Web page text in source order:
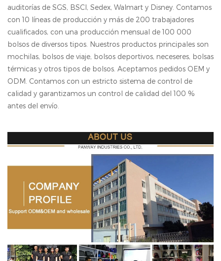
auditorías de SGS, BSCl, Sedex, Walmart y Disney. Contamos
con 10 líneas de producción y más de 200 trabajadores
cualificados, con una producción mensual de 100 000
bolsos de diversos tipos. Nuestros productos principales son
mochilas, bolsos de viaje, bolsos deportivos, neceseres, bolsas
térmicas y otros tipos de bolsos. Aceptamos pedidos OEM y
ODM. Contamos con un estricto sistema de control de
calidad y garantizamos un control de calidad del 100 %
antes del envío.